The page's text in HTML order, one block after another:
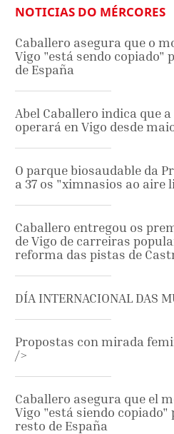
NOTICIAS DO MÉRCORES
Caballero asegura que o
Vigo "está sendo copiado"
de España
Abel Caballero indica que
operará en Vigo desde
O parque biosaudable da
a 37 os "ximnasios ao aire
Caballero entregou os
de Vigo de carreiras
reforma das pistas de
DÍA INTERNACIONAL DAS
Propostas con mirada
/>
Caballero asegura que el
Vigo "está siendo
resto de España